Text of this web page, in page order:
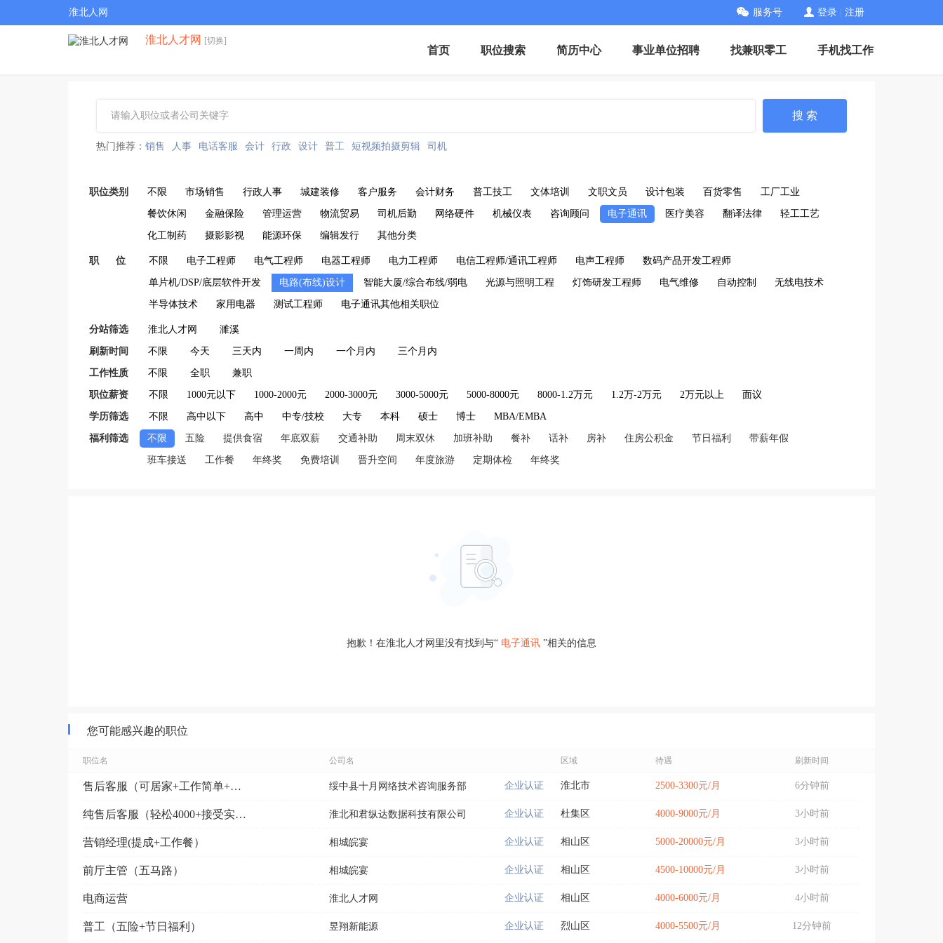
淮北人网 服务号 登录 注册
淮北人才网 [切换]
首页 职位搜索 简历中心 事业单位招聘 找兼职零工 手机找工作
搜 索
热门推荐： 销售 人事 电话客服 会计 行政 设计 普工 短视频拍摄剪辑 司机
职位类别 不限 市场销售 行政人事 城建装修 客户服务 会计财务 普工技工 文体培训 文职文员 设计包装 百货零售 工厂工业
餐饮休闲 金融保险 管理运营 物流贸易 司机后勤 网络硬件 机械仪表 咨询顾问 电子通讯 医疗美容 翻译法律 轻工工艺
化工制药 摄影影视 能源环保 编辑发行 其他分类
职 位 不限 电子工程师 电气工程师 电器工程师 电力工程师 电信工程师/通讯工程师 电声工程师 数码产品开发工程师
单片机/DSP/底层软件开发 电路(布线)设计 智能大厦/综合布线/弱电 光源与照明工程 灯饰研发工程师 电气维修 自动控制 无线电技术
半导体技术 家用电器 测试工程师 电子通讯其他相关职位
分站筛选 淮北人才网 濉溪
刷新时间 不限 今天 三天内 一周内 一个月内 三个月内
工作性质 不限 全职 兼职
职位薪资 不限 1000元以下 1000-2000元 2000-3000元 3000-5000元 5000-8000元 8000-1.2万元 1.2万-2万元 2万元以上 面议
学历筛选 不限 高中以下 高中 中专/技校 大专 本科 硕士 博士 MBA/EMBA
福利筛选 不限 五险 提供食宿 年底双薪 交通补助 周末双休 加班补助 餐补 话补 房补 住房公积金 节日福利 带薪年假
班车接送 工作餐 年终奖 免费培训 晋升空间 年度旅游 定期体检 年终奖
抱歉！在淮北人才网里没有找到与“ 电子通讯 ”相关的信息
您可能感兴趣的职位
职位名 公司名 区域 待遇 刷新时间
售后客服（可居家+工作简单+回复消息+无销售） 绥中县十月网络技术咨询服务部 企业认证 淮北市 2500-3300元/月 6分钟前
纯售后客服（轻松4000+接受实习生） 淮北和君纵达数据科技有限公司 企业认证 杜集区 4000-9000元/月 3小时前
营销经理(提成+工作餐） 相城皖宴 企业认证 相山区 5000-20000元/月 3小时前
前厅主管（五马路） 相城皖宴 企业认证 相山区 4500-10000元/月 3小时前
电商运营 淮北人才网 企业认证 相山区 4000-6000元/月 4小时前
普工（五险+节日福利） 昱翔新能源 企业认证 烈山区 4000-5500元/月 12分钟前